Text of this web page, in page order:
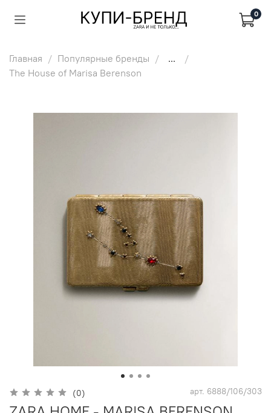
0
Главная Популярные бренды
...
The House of Marisa Berenson
(0) арт. 6888/106/303